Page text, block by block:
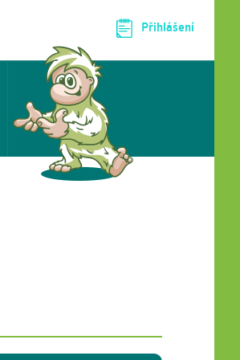
Přihlášení